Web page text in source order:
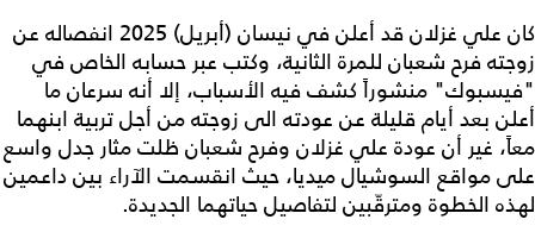
كان علي غزلان قد أعلن في نيسان (أبريل) 2025 انفصاله عن
زوجته فرح شعبان للمرة الثانية، وكتب عبر حسابه الخاص في
"فيسبوك" منشوراً كشف فيه الأسباب، إلا أنه سرعان ما
أعلن بعد أيام قليلة عن عودته الى زوجته من أجل تربية ابنهما
معاً، غير أن عودة علي غزلان وفرح شعبان ظلت مثار جدل واسع
على مواقع السوشيال ميديا، حيث انقسمت الآراء بين داعمين
لهذه الخطوة ومترقّبين لتفاصيل حياتهما الجديدة.